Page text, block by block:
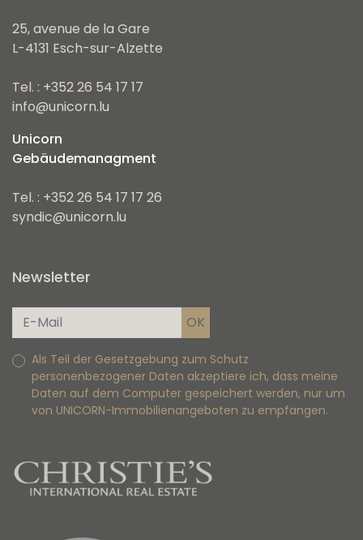
25, avenue de la Gare
L-4131 Esch-sur-Alzette
Tel. : +352 26 54 17 17
info@unicorn.lu
Unicorn
Gebäudemanagment
Tel. : +352 26 54 17 17 26
syndic@unicorn.lu
Newsletter
Als Teil der Gesetzgebung zum Schutz
personenbezogener Daten akzeptiere ich, dass meine
Daten auf dem Computer gespeichert werden, nur um
von UNICORN-Immobilienangeboten zu empfangen.